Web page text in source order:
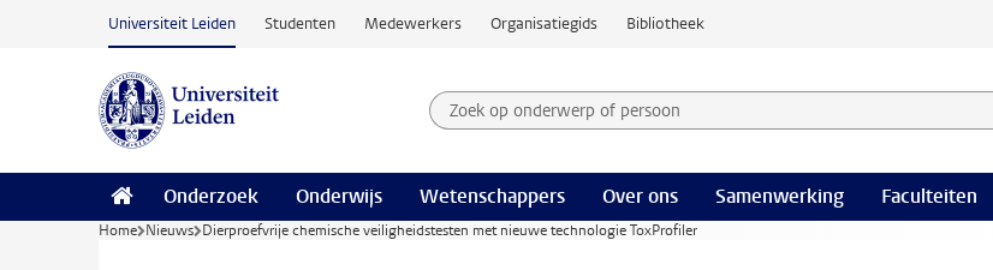
Ga naar hoofdinhoud
Universiteit Leiden Studenten Medewerkers Organisatiegids Bibliotheek
Zoek op onderwerp of persoon en selecteer categorie
Zoekterm
Onderzoek Onderwijs Wetenschappers Over ons Samenwerking Faculteiten
Home Nieuws Dierproefvrije chemische veiligheidstesten met nieuwe technologie ToxProfiler